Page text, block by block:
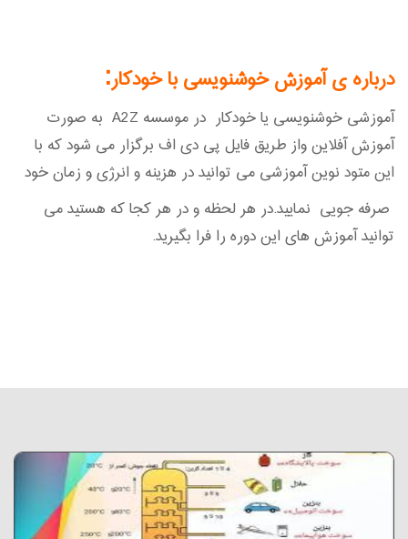
درباره ی آموزش خوشنویسی با خودکار:
آموزشی خوشنویسی یا خودکار در موسسه A2Z به صورت
آموزش آفلاین واز طریق فایل پی دی اف برگزار می شود که با
این متود نوین آموزشی می توانید در هزینه و انرژی و زمان خود
صرفه جویی نمایید.در هر لحظه و در هر کجا که هستید می
توانید آموزش های این دوره را فرا بگیرید.